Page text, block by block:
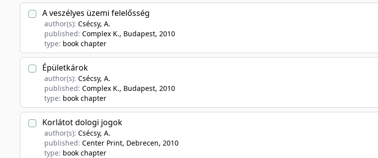
A veszélyes üzemi felelősség
author(s): Csécsy, A.
published: Complex K., Budapest, 2010
type: book chapter
Épületkárok
author(s): Csécsy, A.
published: Complex K., Budapest, 2010
type: book chapter
Korlátot dologi jogok
author(s): Csécsy, A.
published: Center Print, Debrecen, 2010
type: book chapter